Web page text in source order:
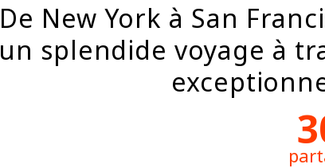
De New York à San
un splendide voyage à